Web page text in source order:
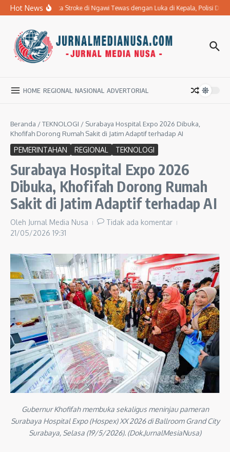
Lewati ke konten
Hot News
Ibu Penderita Stroke di Ngawi Tewas dengan Luka di Kepala, Polisi
HOME REGIONAL NASIONAL ADVERTORIAL
Beranda /TEKNOLOGI / Surabaya Hospital Expo 2026 Dibuka,
Khofifah Dorong Rumah Sakit di Jatim Adaptif terhadap AI
PEMERINTAHAN REGIONAL TEKNOLOGI
Surabaya Hospital Expo 2026
Dibuka, Khofifah Dorong Rumah
Sakit di Jatim Adaptif terhadap AI
Oleh Jurnal Media Nusa
Tidak ada komentar
21/05/2026 19:31
Gubernur Khofifah membuka sekaligus meninjau pameran
Surabaya Hospital Expo (Hospex) XX 2026 di Ballroom Grand City
Surabaya, Selasa (19/5/2026). (Dok.JurnalMesiaNusa)